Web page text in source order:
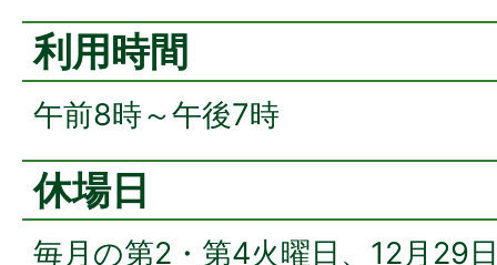
利用時間
午前8時～午後7時
休場日
毎月の第2・第4火曜日、12月29